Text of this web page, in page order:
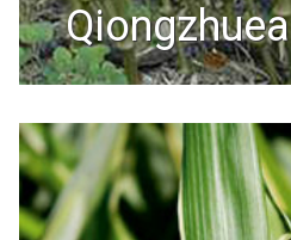
qiongzhuea